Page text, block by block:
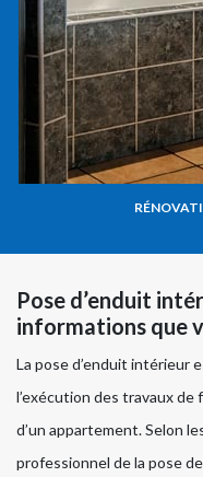
Pose d’enduit
informations que
La pose d’enduit intérieur
l’exécution des travaux de
d’un appartement. Selon
professionnel de la pose